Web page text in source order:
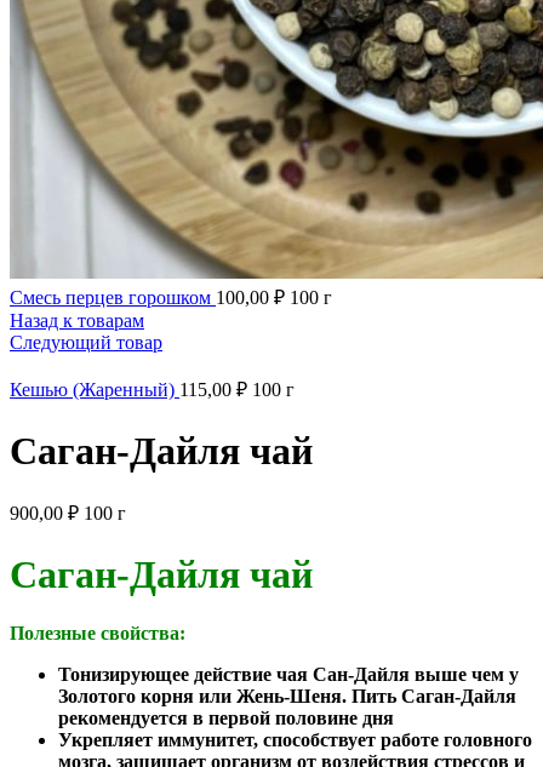
Смесь перцев горошком 100,00 ₽ 100 г
Назад к товарам
Следующий товар
Кешью (Жаренный) 115,00 ₽ 100 г
Саган-Дайля чай
900,00 ₽ 100 г
Саган-Дайля чай
Полезные свойства:
Тонизирующее действие чая Сан-Дайля выше чем у
Золотого корня или Жень-Шеня. Пить Саган-Дайля
рекомендуется в первой половине дня
Укрепляет иммунитет, способствует работе головного
мозга, защищает организм от воздействия стрессов и